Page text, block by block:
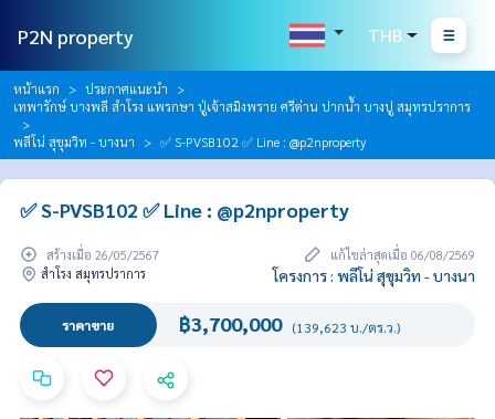
P2N property THB
หน้าแรก
ประกาศแนะนำ
เทพารักษ์ บางพลี สำโรง แพรกษา ปู่เจ้าสมิงพราย ศรีด่าน ปากน้ำ บางปู สมุทรปราการ
พลีโน่ สุขุมวิท - บางนา
✅ S-PVSB102 ✅ Line : @p2nproperty
✅ S-PVSB102 ✅ Line : @p2nproperty
สร้างเมื่อ 26/05/2567
แก้ไขล่าสุดเมื่อ 06/08/2569
สำโรง สมุทรปราการ
โครงการ : พลีโน่ สุขุมวิท - บางนา
ราคาขาย ฿3,700,000 (139,623 บ./ตร.ว.)